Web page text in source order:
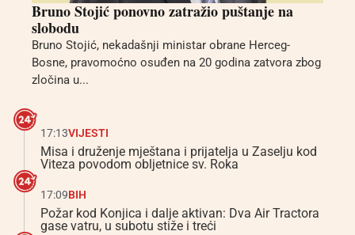
Bruno Stojić ponovno zatražio puštanje na
slobodu
Bruno Stojić, nekadašnji ministar obrane Herceg-
Bosne, pravomoćno osuđen na 20 godina zatvora zbog
zločina u...
17:13VIJESTI
Misa i druženje mještana i prijatelja u Zaselju kod
Viteza povodom obljetnice sv. Roka
17:09BIH
Požar kod Konjica i dalje aktivan: Dva Air Tractora
gase vatru, u subotu stiže i treći